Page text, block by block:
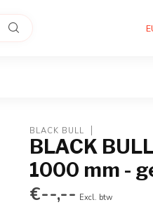
BLACK BULL
BLACK
1000 mm -
€--,-- Excl. btw